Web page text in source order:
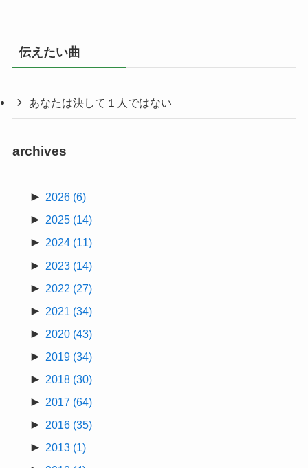
伝えたい曲
あなたは決して１人ではない
archives
► 2026 (6)
► 2025 (14)
► 2024 (11)
► 2023 (14)
► 2022 (27)
► 2021 (34)
► 2020 (43)
► 2019 (34)
► 2018 (30)
► 2017 (64)
► 2016 (35)
► 2013 (1)